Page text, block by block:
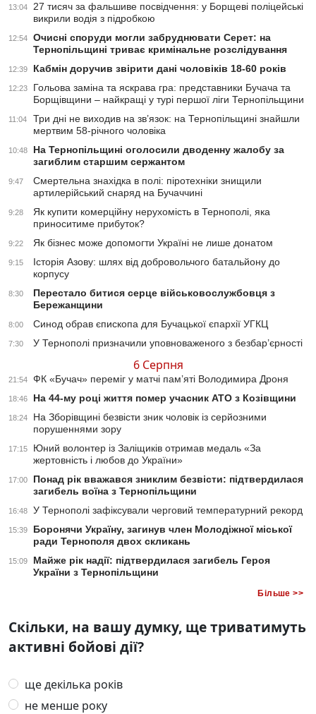
13:04
27 тисяч за фальшиве посвідчення: у Борщеві поліцейські
викрили водія з підробкою
12:54
Очисні споруди могли забруднювати Серет: на
Тернопільщині триває кримінальне розслідування
12:39 Кабмін доручив звірити дані чоловіків 18-60 років
12:23
Гольова заміна та яскрава гра: представники Бучача та
Борщівщини – найкращі у турі першої ліги Тернопільщини
11:04
Три дні не виходив на зв’язок: на Тернопільщині знайшли
мертвим 58-річного чоловіка
10:48
На Тернопільщині оголосили дводенну жалобу за
загиблим старшим сержантом
9:47
Смертельна знахідка в полі: піротехніки знищили
артилерійський снаряд на Бучаччині
9:28
Як купити комерційну нерухомість в Тернополі, яка
приноситиме прибуток?
9:22 Як бізнес може допомогти Україні не лише донатом
9:15
Історія Азову: шлях від добровольчого батальйону до
корпусу
8:30
Перестало битися серце військовослужбовця з
Бережанщини
8:00 Синод обрав єпископа для Бучацької єпархії УГКЦ
7:30 У Тернополі призначили уповноваженого з безбар’єрності
6 Серпня
21:54 ФК «Бучач» переміг у матчі пам’яті Володимира Дроня
18:46 На 44-му році життя помер учасник АТО з Козівщини
18:24
На Зборівщині безвісти зник чоловік із серйозними
порушеннями зору
17:15
Юний волонтер із Заліщиків отримав медаль «За
жертовність і любов до України»
17:00
Понад рік вважався зниклим безвісти: підтвердилася
загибель воїна з Тернопільщини
16:48 У Тернополі зафіксували черговий температурний рекорд
15:39
Боронячи Україну, загинув член Молодіжної міської
ради Тернополя двох скликань
15:09
Майже рік надії: підтвердилася загибель Героя
України з Тернопільщини
Більше >>
Скільки, на вашу думку, ще триватимуть
активні бойові дії?
ще декілька років
не менше року